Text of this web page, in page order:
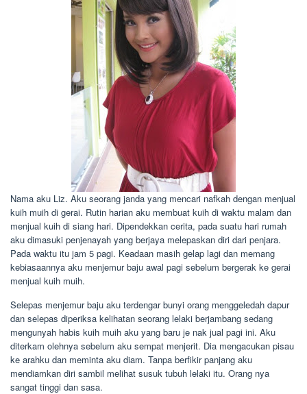
Nama aku Liz. Aku seorang janda yang mencari nafkah dengan menjual
kuih muih di gerai. Rutin harian aku membuat kuih di waktu malam dan
menjual kuih di siang hari. Dipendekkan cerita, pada suatu hari rumah
aku dimasuki penjenayah yang berjaya melepaskan diri dari penjara.
Pada waktu itu jam 5 pagi. Keadaan masih gelap lagi dan memang
kebiasaannya aku menjemur baju awal pagi sebelum bergerak ke gerai
menjual kuih muih.
Selepas menjemur baju aku terdengar bunyi orang menggeledah dapur
dan selepas diperiksa kelihatan seorang lelaki berjambang sedang
mengunyah habis kuih muih aku yang baru je nak jual pagi ini. Aku
diterkam olehnya sebelum aku sempat menjerit. Dia mengacukan pisau
ke arahku dan meminta aku diam. Tanpa berfikir panjang aku
mendiamkan diri sambil melihat susuk tubuh lelaki itu. Orang nya
sangat tinggi dan sasa.